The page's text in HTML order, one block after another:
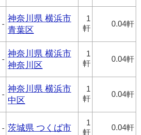
-
神奈川県 横浜市
青葉区
1
軒
0.04軒
-
神奈川県 横浜市
神奈川区
1
軒
0.04軒
-
神奈川県 横浜市
中区
1
軒
0.04軒
- 茨城県 つくば市
1
軒
0.04軒